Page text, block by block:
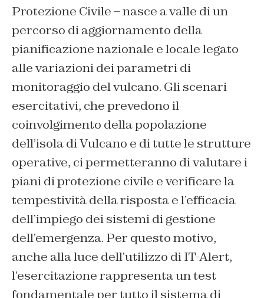
Protezione Civile – nasce a valle di un
percorso di aggiornamento della
pianificazione nazionale e locale legato
alle variazioni dei parametri di
monitoraggio del vulcano. Gli scenari
esercitativi, che prevedono il
coinvolgimento della popolazione
dell’isola di Vulcano e di tutte le strutture
operative, ci permetteranno di valutare i
piani di protezione civile e verificare la
tempestività della risposta e l’efficacia
dell’impiego dei sistemi di gestione
dell’emergenza. Per questo motivo,
anche alla luce dell’utilizzo di IT-Alert,
l’esercitazione rappresenta un test
fondamentale per tutto il sistema di